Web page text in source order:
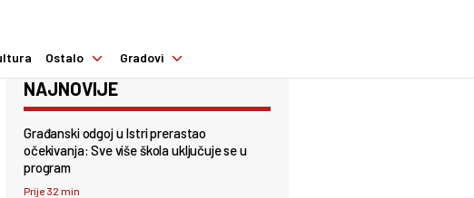
Ostalo Gradovi
NAJNOVIJE
Građanski odgoj u Istri prerastao
očekivanja: Sve više škola uključuje se u
program
Prije 32 min